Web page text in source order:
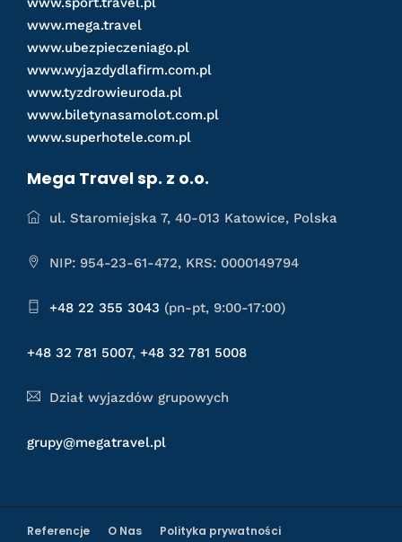
www.mega.travel
www.ubezpieczeniago.pl
www.wyjazdydlafirm.com.pl
www.tyzdrowieuroda.pl
www.biletynasamolot.com.pl
www.superhotele.com.pl
Mega Travel sp. z o.o.
ul. Staromiejska 7, 40-013 Katowice, Polska
NIP: 954-23-61-472, KRS: 0000149794
+48 22 355 3043 (pn-pt, 9:00-17:00)
+48 32 781 5007, +48 32 781 5008
Dział wyjazdów grupowych
grupy@megatravel.pl
Referencje O Nas Polityka prywatności